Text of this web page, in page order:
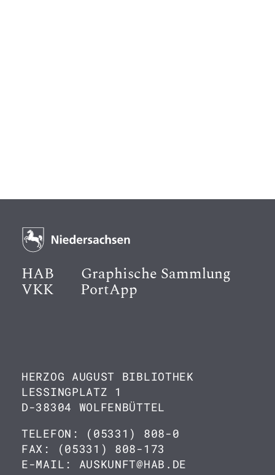
HAB Graphische Sammlung
VKK PortApp
HERZOG AUGUST BIBLIOTHEK
LESSINGPLATZ 1
D-38304 WOLFENBÜTTEL
TELEFON: (05331) 808-0
FAX: (05331) 808-173
E-MAIL: AUSKUNFT@HAB.DE